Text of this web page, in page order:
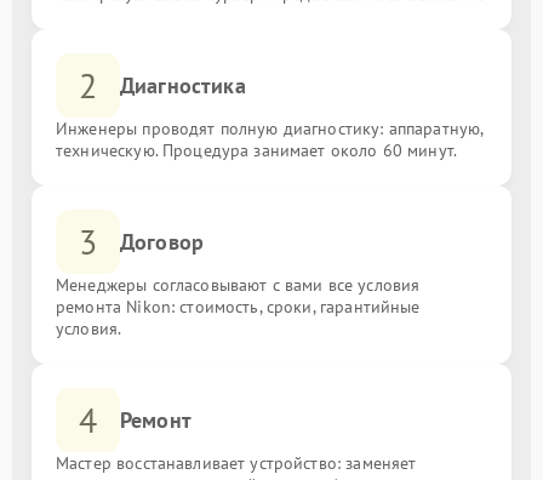
2 Диагностика
Инженеры проводят полную диагностику: аппаратную,
техническую. Процедура занимает около 60 минут.
3 Договор
Менеджеры согласовывают с вами все условия
ремонта Nikon: стоимость, сроки, гарантийные
условия.
4 Ремонт
Мастер восстанавливает устройство: заменяет